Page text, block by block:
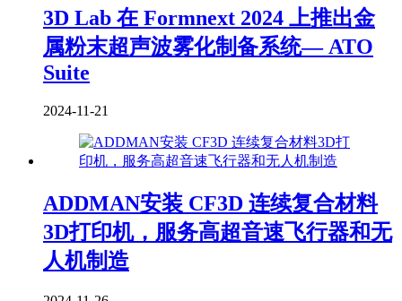
3D Lab 在 Formnext 2024 上推出金
属粉末超声波雾化制备系统— ATO
Suite
2024-11-21
ADDMAN安装 CF3D 连续复合材料
3D打印机，服务高超音速飞行器和无
人机制造